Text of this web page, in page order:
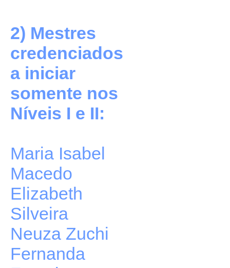
2) Mestres
credenciados
a iniciar
somente nos
Níveis I e II:
Maria Isabel
Macedo
Elizabeth
Silveira
Neuza Zuchi
Fernanda